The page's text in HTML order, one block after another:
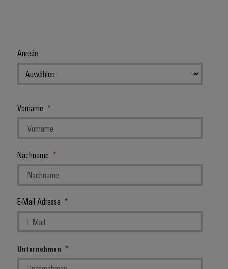
Anrede
Vorname
Nachname
E-Mail Adresse
Unternehmen